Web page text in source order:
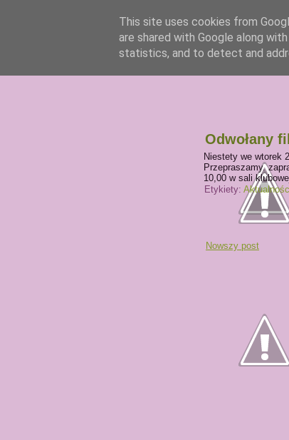
Odwołany
Niestety we wtorek
Przepraszamy.
10,00 w sali
Etykiety:
Nowszy post
This site uses cookies from
are shared with Google along
statistics, and to detect and